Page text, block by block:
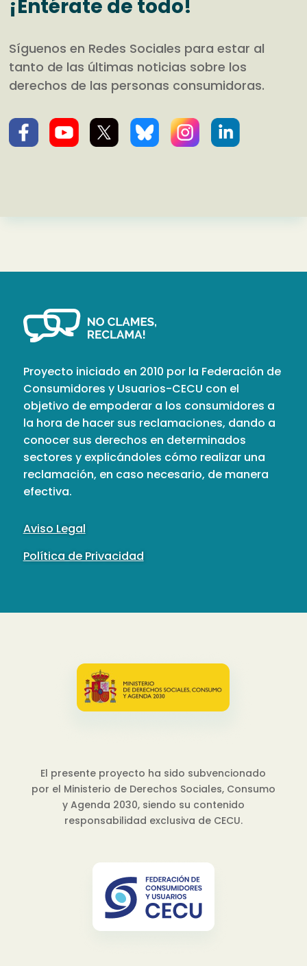
¡Entérate de todo!
Síguenos en Redes Sociales para estar al
tanto de las últimas noticias sobre los
derechos de las personas consumidoras.
Proyecto iniciado en 2010 por la Federación de
Consumidores y Usuarios-CECU con el
objetivo de empoderar a los consumidores a
la hora de hacer sus reclamaciones, dando a
conocer sus derechos en determinados
sectores y explicándoles cómo realizar una
reclamación, en caso necesario, de manera
efectiva.
Aviso Legal
Política de Privacidad
El presente proyecto ha sido subvencionado
por el Ministerio de Derechos Sociales, Consumo
y Agenda 2030, siendo su contenido
responsabilidad exclusiva de CECU.